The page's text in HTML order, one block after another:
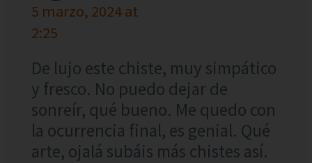
5 marzo, 2024 at
2:25
De lujo este chiste, muy simpático
y fresco. No puedo dejar de
sonreír, qué bueno. Me quedo con
la ocurrencia final, es genial. Qué
arte, ojalá subáis más chistes así.